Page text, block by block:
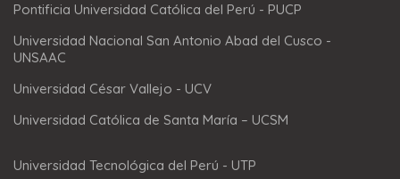
Pontificia Universidad Católica del Perú - PUCP
Universidad Nacional San Antonio Abad del Cusco -
UNSAAC
Universidad César Vallejo - UCV
Universidad Católica de Santa María – UCSM
Universidad Tecnológica del Perú - UTP